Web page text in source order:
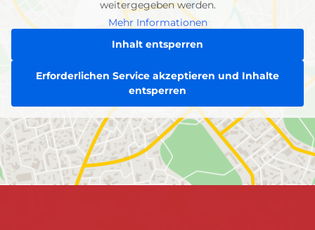
weitergegeben werden.
Mehr Informationen
Inhalt entsperren
Erforderlichen Service akzeptieren und Inhalte
entsperren